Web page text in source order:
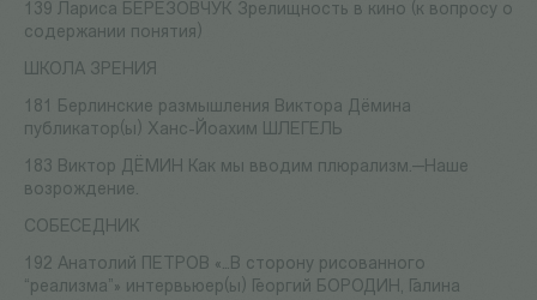
139 Лариса БЕРЕЗОВЧУК Зрелищность в кино (к вопросу о
содержании понятия)
ШКОЛА ЗРЕНИЯ
181 Берлинские размышления Виктора Дёмина
публикатор(ы) Ханс-Йоахим ШЛЕГЕЛЬ
183 Виктор ДЁМИН Как мы вводим плюрализм.—Наше
возрождение.
СОБЕСЕДНИК
192 Анатолий ПЕТРОВ «…В сторону рисованного
“реализма”» интервьюер(ы) Георгий БОРОДИН, Галина